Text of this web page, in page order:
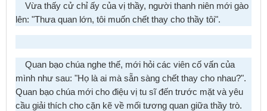
Vừa thấy cử chỉ ấy của vị thầy, người thanh niên mới gào
lên: "Thưa quan lớn, tôi muốn chết thay cho thầy tôi".
Quan bạo chúa nghe thế, mới hỏi các viên cố vấn của
mình như sau: "Họ là ai mà sẵn sàng chết thay cho nhau?".
Quan bạo chúa mới cho điệu vị tu sĩ đến trước mặt và yêu
cầu giải thích cho cặn kẽ về mối tương quan giữa thầy trò.